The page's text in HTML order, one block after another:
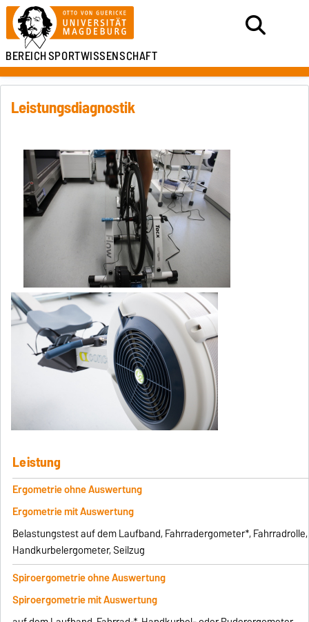
BEREICHSPORTWISSENSCHAFT
Leistungsdiagnostik
Leistung
Ergometrie ohne Auswertung
Ergometrie mit Auswertung
Belastungstest auf dem Laufband, Fahrradergometer*,
Handkurbelergometer, Seilzug
Spiroergometrie ohne Auswertung
Spiroergometrie mit Auswertung